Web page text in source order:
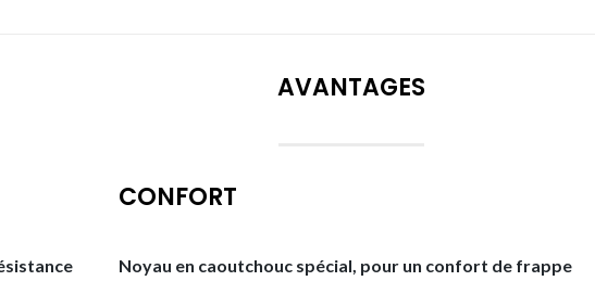
AVANTAGES
CONFORT
Noyau en caoutchouc spécial, pour un confort de frappe